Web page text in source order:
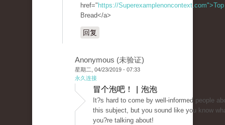
href=" https://Superexamplenoncontext.com">Top
Bread</a>
回复
Anonymous (未验证)
星期二, 04/23/2019 - 07:33
永久连接
冒个泡吧！ | 泡泡
It?s hard to come by well-informed people
this subject, but you sound like you know
you?re talking about!